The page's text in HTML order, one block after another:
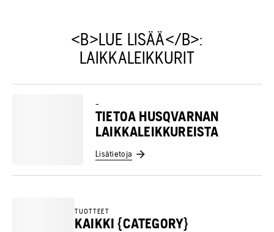
<B>LUE LISÄÄ</B>:
LAIKKALEIKKURIT
–
TIETOA HUSQVARNAN
LAIKKALEIKKUREISTA
Lisätietoja
TUOTTEET
KAIKKI {CATEGORY}